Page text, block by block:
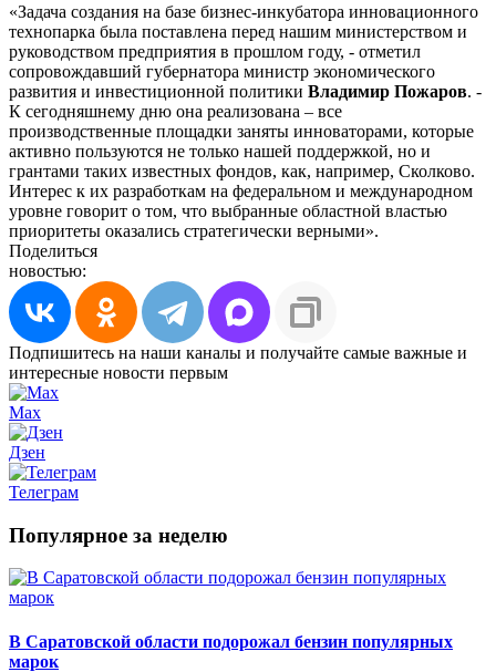
«Задача создания на базе бизнес-инкубатора инновационного
технопарка была поставлена перед нашим министерством и
руководством предприятия в прошлом году, - отметил
сопровождавший губернатора министр экономического
развития и инвестиционной политики Владимир Пожаров. -
К сегодняшнему дню она реализована – все
производственные площадки заняты инноваторами, которые
активно пользуются не только нашей поддержкой, но и
грантами таких известных фондов, как, например, Сколково.
Интерес к их разработкам на федеральном и международном
уровне говорит о том, что выбранные областной властью
приоритеты оказались стратегически верными».
Поделиться
новостью:
Подпишитесь на наши каналы и получайте самые важные и
интересные новости первым
Max
Дзен
Телеграм
Популярное за неделю
В Саратовской области подорожал бензин популярных
марок